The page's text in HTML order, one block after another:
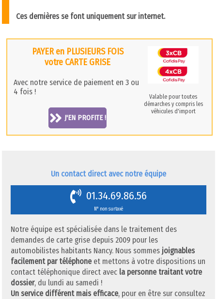
Ces dernières se font uniquement sur internet.
PAYER en PLUSIEURS FOIS
votre CARTE GRISE
Avec notre service de paiement en 3 ou
4 fois !
J'EN PROFITE !
Valable pour toutes
démarches y compris les
véhicules d'import
Un contact direct avec notre équipe
01.34.69.86.56
N° non surtaxé
Notre équipe est spécialisée dans le traitement des
demandes de carte grise depuis 2009 pour les
automobilistes habitants Nancy. Nous sommes joignables
facilement par téléphone et mettons à votre dispositions un
contact téléphonique direct avec la personne traitant votre
dossier, du lundi au samedi !
Un service différent mais efficace, pour en être sur consultez